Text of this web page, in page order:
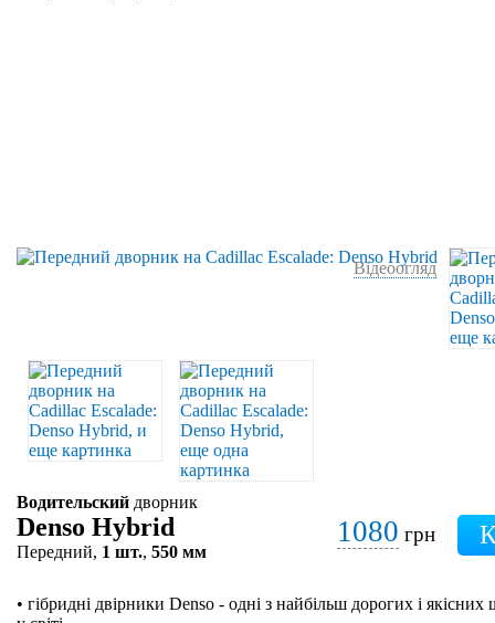
Відеоогляд
Водительский дворник
Denso Hybrid
Передний, 1 шт., 550 мм
1080 грн
• гібридні двірники Denso - одні з найбільш дорогих і